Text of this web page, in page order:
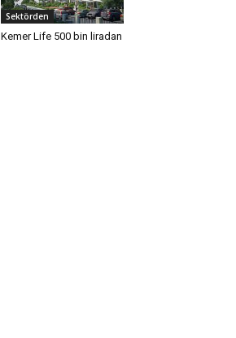
Sektörden
Kemer Life 500 bin liradan